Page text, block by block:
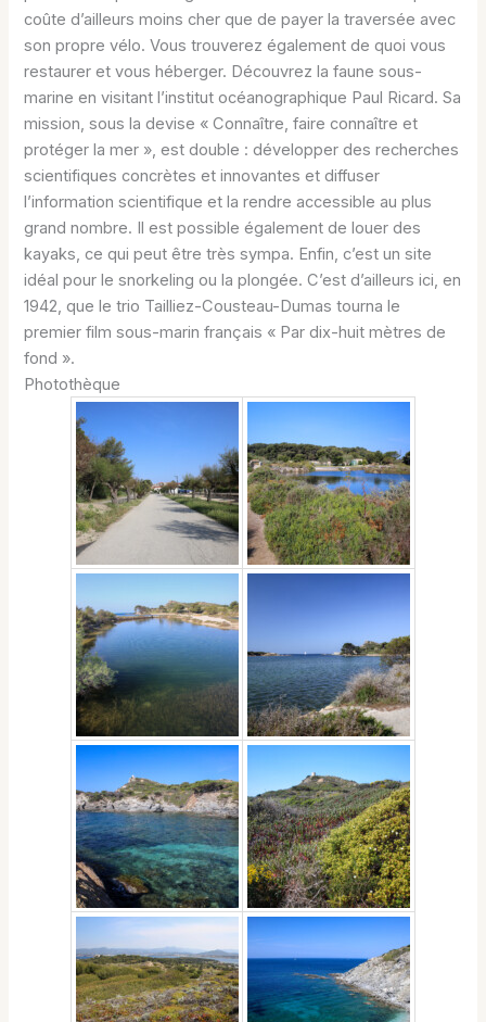
coûte d’ailleurs moins cher que de payer la traversée avec
son propre vélo. Vous trouverez également de quoi vous
restaurer et vous héberger. Découvrez la faune sous-
marine en visitant l’institut océanographique Paul Ricard. Sa
mission, sous la devise « Connaître, faire connaître et
protéger la mer », est double : développer des recherches
scientifiques concrètes et innovantes et diffuser
l’information scientifique et la rendre accessible au plus
grand nombre. Il est possible également de louer des
kayaks, ce qui peut être très sympa. Enfin, c’est un site
idéal pour le snorkeling ou la plongée. C’est d’ailleurs ici, en
1942, que le trio Tailliez-Cousteau-Dumas tourna le
premier film sous-marin français « Par dix-huit mètres de
fond ».
Photothèque